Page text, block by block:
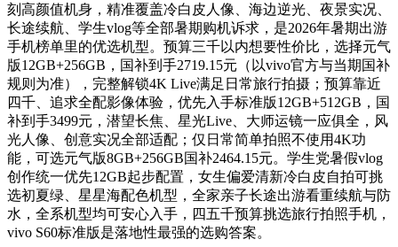
刻高颜值机身，精准覆盖冷白皮人像、海边逆光、夜景实况、
长途续航、学生vlog等全部暑期购机诉求，是2026年暑期出游
手机榜单里的优选机型。预算三千以内想要性价比，选择元气
版12GB+256GB，国补到手2719.15元（以vivo官方与当期国补
规则为准），完整解锁4K Live满足日常旅行拍摄；预算靠近
四千、追求全配影像体验，优先入手标准版12GB+512GB，国
补到手3499元，潜望长焦、星光Live、大师运镜一应俱全，风
光人像、创意实况全部适配；仅日常简单拍照不使用4K功
能，可选元气版8GB+256GB国补2464.15元。学生党暑假vlog
创作统一优先12GB起步配置，女生偏爱清新冷白皮自拍可挑
选初夏绿、星星海配色机型，全家亲子长途出游看重续航与防
水，全系机型均可安心入手，四五千预算挑选旅行拍照手机，
vivo S60标准版是落地性最强的选购答案。